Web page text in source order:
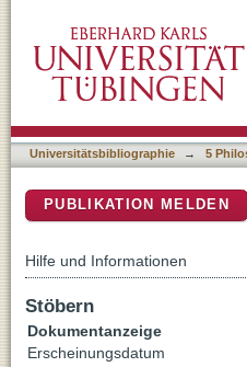
Universitätsbibliographie → 5
PUBLIKATION MELDEN
Hilfe und Informationen
Stöbern
Dokumentanzeige
Erscheinungsdatum